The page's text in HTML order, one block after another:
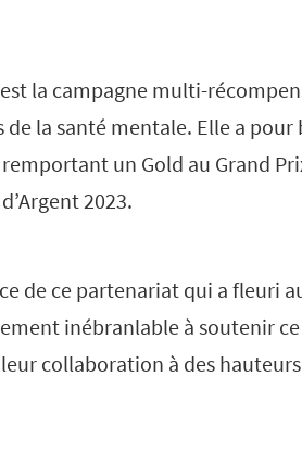
la campagne multi-
la santé mentale. Elle a
un Gold au Grand
2023.
de ce partenariat qui a fleuri
inébranlable à soutenir
collaboration à des